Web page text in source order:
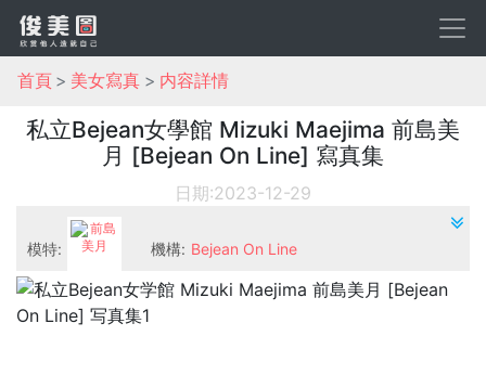
首頁 美女寫真 内容詳情
私立Bejean女學館 Mizuki Maejima 前島美
月 [Bejean On Line] 寫真集
日期:2023-12-29
模特:
前島美月
機構: Bejean On Line